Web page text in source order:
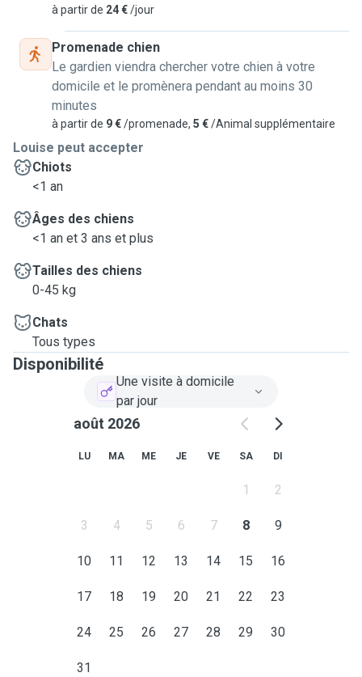
à partir de 24 €/jour
Promenade chien
Le gardien viendra chercher votre chien à votre
domicile et le promènera pendant au moins 30
minutes
à partir de 9 €/promenade, 5 €/Animal supplémentaire
Louise peut accepter
Chiots
<1 an
Âges des chiens
<1 an et 3 ans et plus
Tailles des chiens
0-45 kg
Chats
Tous types
Disponibilité
Une visite à domicile
par jour
août 2026
LU MA ME JE VE SA DI
1 2
3 4 5 6 7 8 9
10 11 12 13 14 15 16
17 18 19 20 21 22 23
24 25 26 27 28 29 30
31